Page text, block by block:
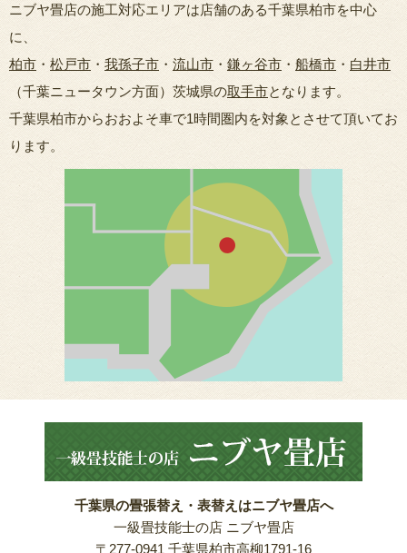
ニブヤ畳店の施工対応エリアは店舗のある千葉県柏市を中心
に、
柏市・松戸市・我孫子市・流山市・鎌ヶ谷市・船橋市・白井市
（千葉ニュータウン方面）茨城県の取手市となります。
千葉県柏市からおおよそ車で1時間圏内を対象とさせて頂いてお
ります。
千葉県の畳張替え・表替えはニブヤ畳店へ
一級畳技能士の店 ニブヤ畳店
〒277-0941 千葉県柏市高柳1791-16